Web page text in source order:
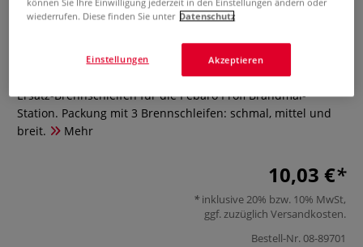
0 Bewertungen
Ersatz-Brennschleifen für die Pebaro Profi Brandmal-
Station. Packung mit 3 Brennschleifen: schmal, mittel und
breit.
Mehr
10,03 €
inklusive 20% bzw. 10% MwSt,
ggf. zuzüglich Versandkosten.
Bestell-Nr.08-89701
wiederrufen. Diese finden Sie unter Datenschutz
Akzeptieren
Einstellungen